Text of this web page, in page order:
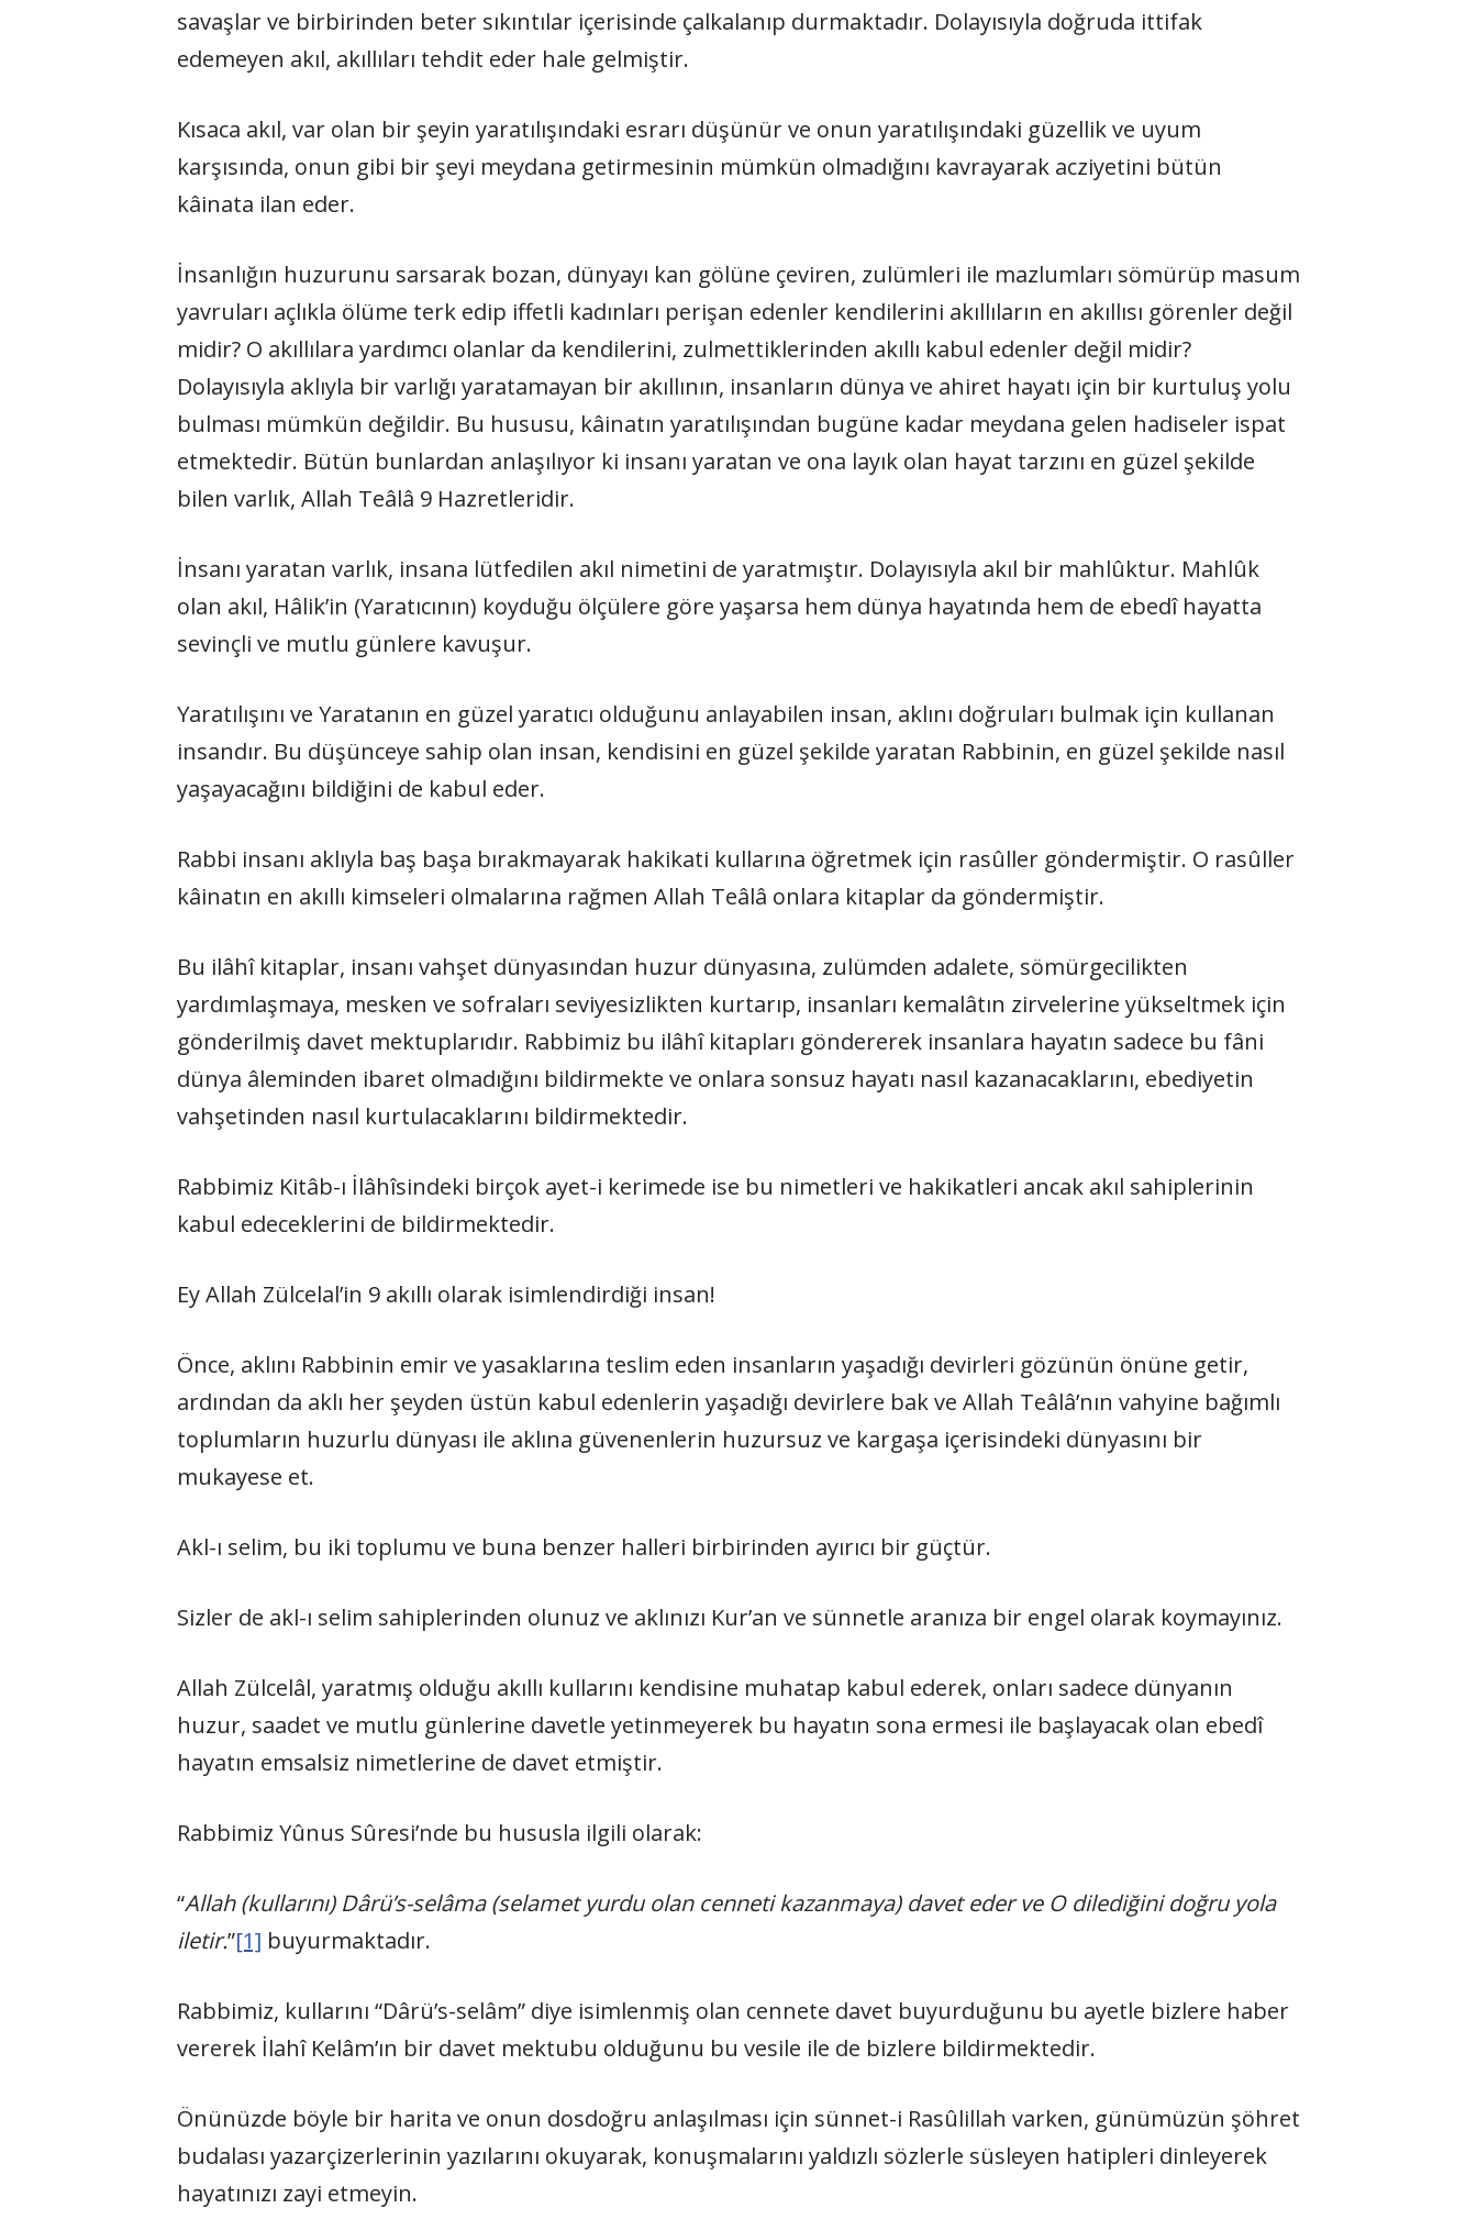
savaşlar ve birbirinden beter sıkıntılar içerisinde çalkalanıp durmaktadır. Dolayısıyla doğruda ittifak
edemeyen akıl, akıllıları tehdit eder hale gelmiştir.
Kısaca akıl, var olan bir şeyin yaratılışındaki esrarı düşünür ve onun yaratılışındaki güzellik ve uyum
karşısında, onun gibi bir şeyi meydana getirmesinin mümkün olmadığını kavrayarak acziyetini bütün
kâinata ilan eder.
İnsanlığın huzurunu sarsarak bozan, dünyayı kan gölüne çeviren, zulümleri ile mazlumları sömürüp masum
yavruları açlıkla ölüme terk edip iffetli kadınları perişan edenler kendilerini akıllıların en akıllısı görenler değil
midir? O akıllılara yardımcı olanlar da kendilerini, zulmettiklerinden akıllı kabul edenler değil midir?
Dolayısıyla aklıyla bir varlığı yaratamayan bir akıllının, insanların dünya ve ahiret hayatı için bir kurtuluş yolu
bulması mümkün değildir. Bu hususu, kâinatın yaratılışından bugüne kadar meydana gelen hadiseler ispat
etmektedir. Bütün bunlardan anlaşılıyor ki insanı yaratan ve ona layık olan hayat tarzını en güzel şekilde
bilen varlık, Allah Teâlâ 9 Hazretleridir.
İnsanı yaratan varlık, insana lütfedilen akıl nimetini de yaratmıştır. Dolayısıyla akıl bir mahlûktur. Mahlûk
olan akıl, Hâlik’in (Yaratıcının) koyduğu ölçülere göre yaşarsa hem dünya hayatında hem de ebedî hayatta
sevinçli ve mutlu günlere kavuşur.
Yaratılışını ve Yaratanın en güzel yaratıcı olduğunu anlayabilen insan, aklını doğruları bulmak için kullanan
insandır. Bu düşünceye sahip olan insan, kendisini en güzel şekilde yaratan Rabbinin, en güzel şekilde nasıl
yaşayacağını bildiğini de kabul eder.
Rabbi insanı aklıyla baş başa bırakmayarak hakikati kullarına öğretmek için rasûller göndermiştir. O rasûller
kâinatın en akıllı kimseleri olmalarına rağmen Allah Teâlâ onlara kitaplar da göndermiştir.
Bu ilâhî kitaplar, insanı vahşet dünyasından huzur dünyasına, zulümden adalete, sömürgecilikten
yardımlaşmaya, mesken ve sofraları seviyesizlikten kurtarıp, insanları kemalâtın zirvelerine yükseltmek için
gönderilmiş davet mektuplarıdır. Rabbimiz bu ilâhî kitapları göndererek insanlara hayatın sadece bu fâni
dünya âleminden ibaret olmadığını bildirmekte ve onlara sonsuz hayatı nasıl kazanacaklarını, ebediyetin
vahşetinden nasıl kurtulacaklarını bildirmektedir.
Rabbimiz Kitâb-ı İlâhîsindeki birçok ayet-i kerimede ise bu nimetleri ve hakikatleri ancak akıl sahiplerinin
kabul edeceklerini de bildirmektedir.
Ey Allah Zülcelal’in 9 akıllı olarak isimlendirdiği insan!
Önce, aklını Rabbinin emir ve yasaklarına teslim eden insanların yaşadığı devirleri gözünün önüne getir,
ardından da aklı her şeyden üstün kabul edenlerin yaşadığı devirlere bak ve Allah Teâlâ’nın vahyine bağımlı
toplumların huzurlu dünyası ile aklına güvenenlerin huzursuz ve kargaşa içerisindeki dünyasını bir
mukayese et.
Akl-ı selim, bu iki toplumu ve buna benzer halleri birbirinden ayırıcı bir güçtür.
Sizler de akl-ı selim sahiplerinden olunuz ve aklınızı Kur’an ve sünnetle aranıza bir engel olarak koymayınız.
Allah Zülcelâl, yaratmış olduğu akıllı kullarını kendisine muhatap kabul ederek, onları sadece dünyanın
huzur, saadet ve mutlu günlerine davetle yetinmeyerek bu hayatın sona ermesi ile başlayacak olan ebedî
hayatın emsalsiz nimetlerine de davet etmiştir.
Rabbimiz Yûnus Sûresi’nde bu hususla ilgili olarak:
“Allah (kullarını) Dârü’s-selâma (selamet yurdu olan cenneti kazanmaya) davet eder ve O dilediğini doğru yola
iletir.”[1] buyurmaktadır.
Rabbimiz, kullarını “Dârü’s-selâm” diye isimlenmiş olan cennete davet buyurduğunu bu ayetle bizlere haber
vererek İlahî Kelâm’ın bir davet mektubu olduğunu bu vesile ile de bizlere bildirmektedir.
Önünüzde böyle bir harita ve onun dosdoğru anlaşılması için sünnet-i Rasûlillah varken, günümüzün şöhret
budalası yazarçizerlerinin yazılarını okuyarak, konuşmalarını yaldızlı sözlerle süsleyen hatipleri dinleyerek
hayatınızı zayi etmeyin.